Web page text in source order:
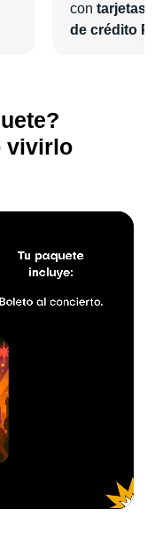
de todo para que
con tarjetas
de crédito
vivirlo